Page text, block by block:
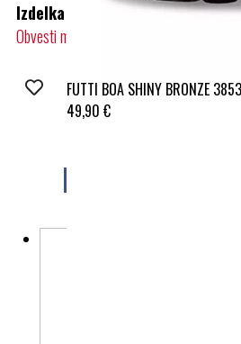
FUTTI BOA SHINY BRONZE
49,90 €
Izdelka žal trenutno ni na zalogi.
Obvesti me, ko bo na zalogi
Morda vam